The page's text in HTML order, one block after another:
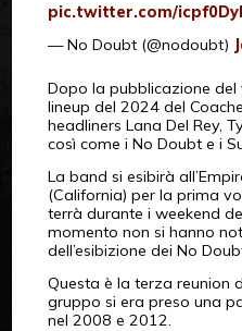
pic.twitter.com/
— No Doubt (@nodoubt)
Dopo la pubblicazione
lineup del 2024 del
headliners Lana Del Rey,
così come i No Doubt e i
La band si esibirà
(California) per la prima
terrà durante i weekend
momento non si hanno
dell’esibizione dei No
Questa è la terza reunion
gruppo si era preso una
nel 2008 e 2012.